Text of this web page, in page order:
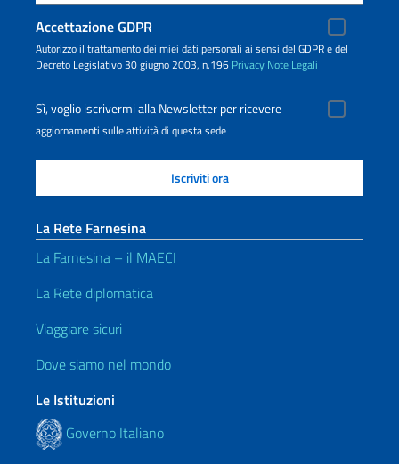
Accettazione GDPR
Autorizzo il trattamento dei miei dati personali ai sensi del GDPR e del
Decreto Legislativo 30 giugno 2003, n.196 Privacy Note Legali
Sì, voglio iscrivermi alla Newsletter per ricevere
aggiornamenti sulle attività di questa sede
La Rete Farnesina
La Farnesina – il MAECI
La Rete diplomatica
Viaggiare sicuri
Dove siamo nel mondo
Le Istituzioni
Governo Italiano